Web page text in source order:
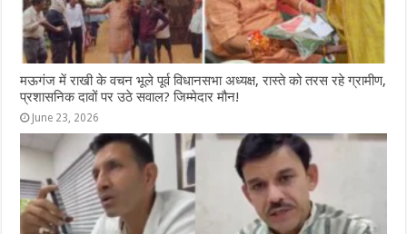
मऊगंज में राखी के वचन भूले पूर्व विधानसभा अध्यक्ष, रास्ते को तरस रहे ग्रामीण,
प्रशासनिक दावों पर उठे सवाल? जिम्मेदार मौन!
June 23, 2026